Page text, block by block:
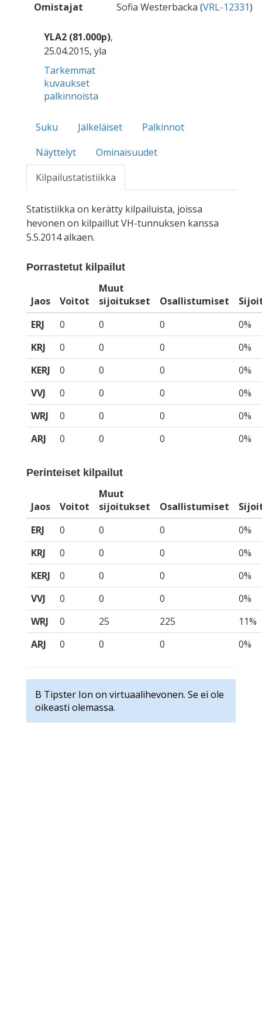
Omistajat
Sofia Westerbacka (VRL-12331)
YLA2 (81.000p),
25.04.2015, yla
Tarkemmat
kuvaukset
palkinnoista
Suku Jälkeläiset
Palkinnot
Näyttelyt
Ominaisuudet
Kilpailustatistiikka
Statistiikka on kerätty kilpailuista, joissa
hevonen on kilpaillut VH-tunnuksen kanssa
5.5.2014 alkaen.
Porrastetut kilpailut
Jaos Voitot
Muut
sijoitukset
Osallistumiset
ERJ
0 0 0
0%
KRJ
0 0 0
0%
KERJ
0 0 0
0%
VVJ
0 0 0
0%
WRJ
0 0 0
0%
ARJ
0 0 0 0%
Perinteiset kilpailut
Jaos Voitot
Muut
sijoitukset
Osallistumiset
ERJ
0 0 0
0%
KRJ
0 0 0
0%
KERJ
0 0 0
0%
VVJ
0 0 0
0%
WRJ
0 25 225
11%
ARJ
0 0 0 0%
B Tipster Ion on virtuaalihevonen. Se ei ole
oikeasti olemassa.